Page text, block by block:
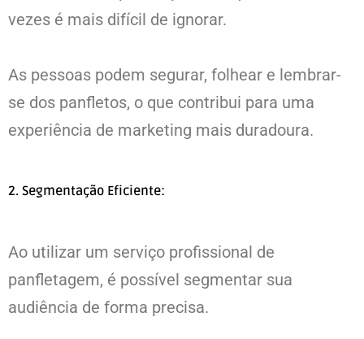
vezes é mais difícil de ignorar.
As pessoas podem segurar, folhear e lembrar-
se dos panfletos, o que contribui para uma
experiência de marketing mais duradoura.
2. Segmentação Eficiente:
Ao utilizar um serviço profissional de
panfletagem, é possível segmentar sua
audiência de forma precisa.